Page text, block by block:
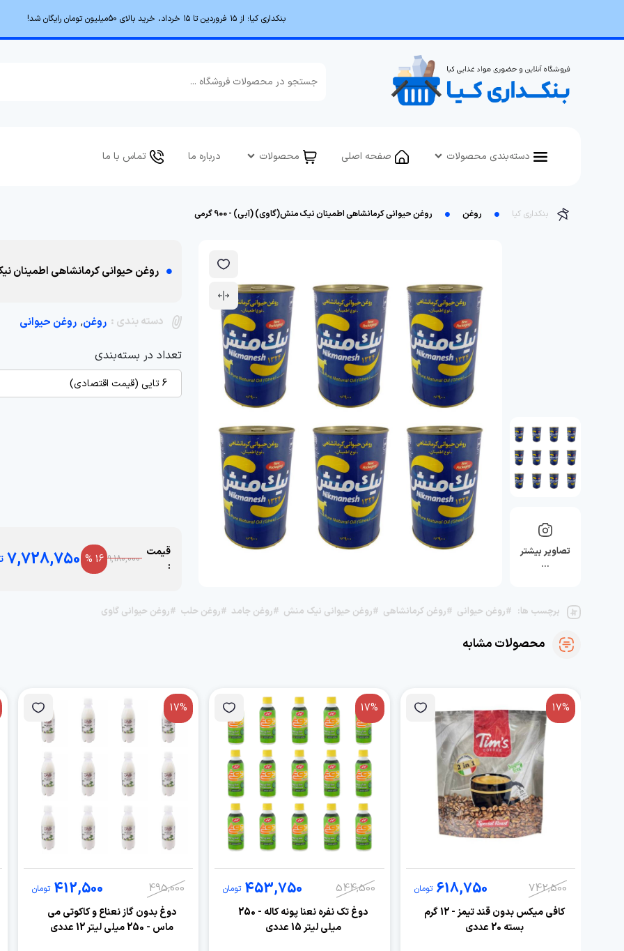
بنکداری کیا؛ از ۱۵ فروردین تا ۱۵ خرداد، خرید بالای 50میلیون تومان رایگان شد!
دسته‌بندی محصولات صفحه اصلی محصولات درباره ما تماس با ما
بنکداری کیا روغن روغن حیوانی کرمانشاهی اطمینان نیک منش(گاوی) (آبی) - 900 گرمی
تصاویر بیشتر
…
روغن حیوانی کرمانشاهی اطمینان نیک
دسته بندی : روغن, روغن حیوانی
تعداد در بسته‌بندی
6 تایی (قیمت اقتصادی)
قیمت
:
9,180,000
16 %
7,728,750
برچسب ها: #روغن حیوانی #روغن کرمانشاهی #روغن حیوانی نیک منش #روغن جامد #روغن حلب #روغن حیوانی گاوی
محصولات مشابه
17%
742,500
618,750 تومان
کافی میکس بدون قند تیمز - 12 گرم
بسته 20 عددی
17%
544,500
453,750 تومان
دوغ تک نفره نعنا پونه کاله - 250
میلی لیتر 15 عددی
17%
495,000
412,500 تومان
دوغ بدون گاز نعناع و کاکوتی می
ماس - 250 میلی لیتر 12 عددی